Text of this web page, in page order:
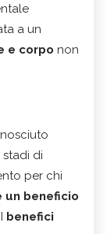
a un
e corpo non
di
per chi
un beneficio
benefici